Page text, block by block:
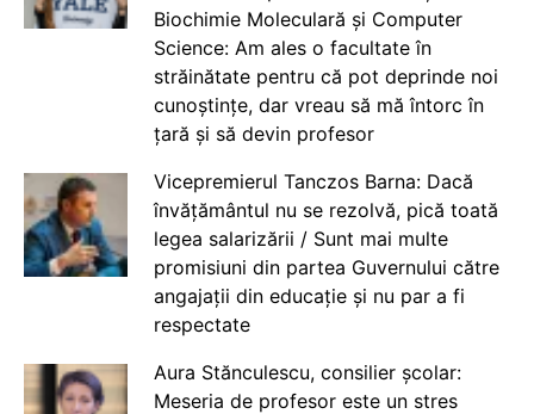
Biochimie Moleculară și Computer
Science: Am ales o facultate în
străinătate pentru că pot deprinde noi
cunoștințe, dar vreau să mă întorc în
țară și să devin profesor
Vicepremierul Tanczos Barna: Dacă
învățământul nu se rezolvă, pică toată
legea salarizării / Sunt mai multe
promisiuni din partea Guvernului către
angajații din educație și nu par a fi
respectate
Aura Stănculescu, consilier școlar:
Meseria de profesor este un stres